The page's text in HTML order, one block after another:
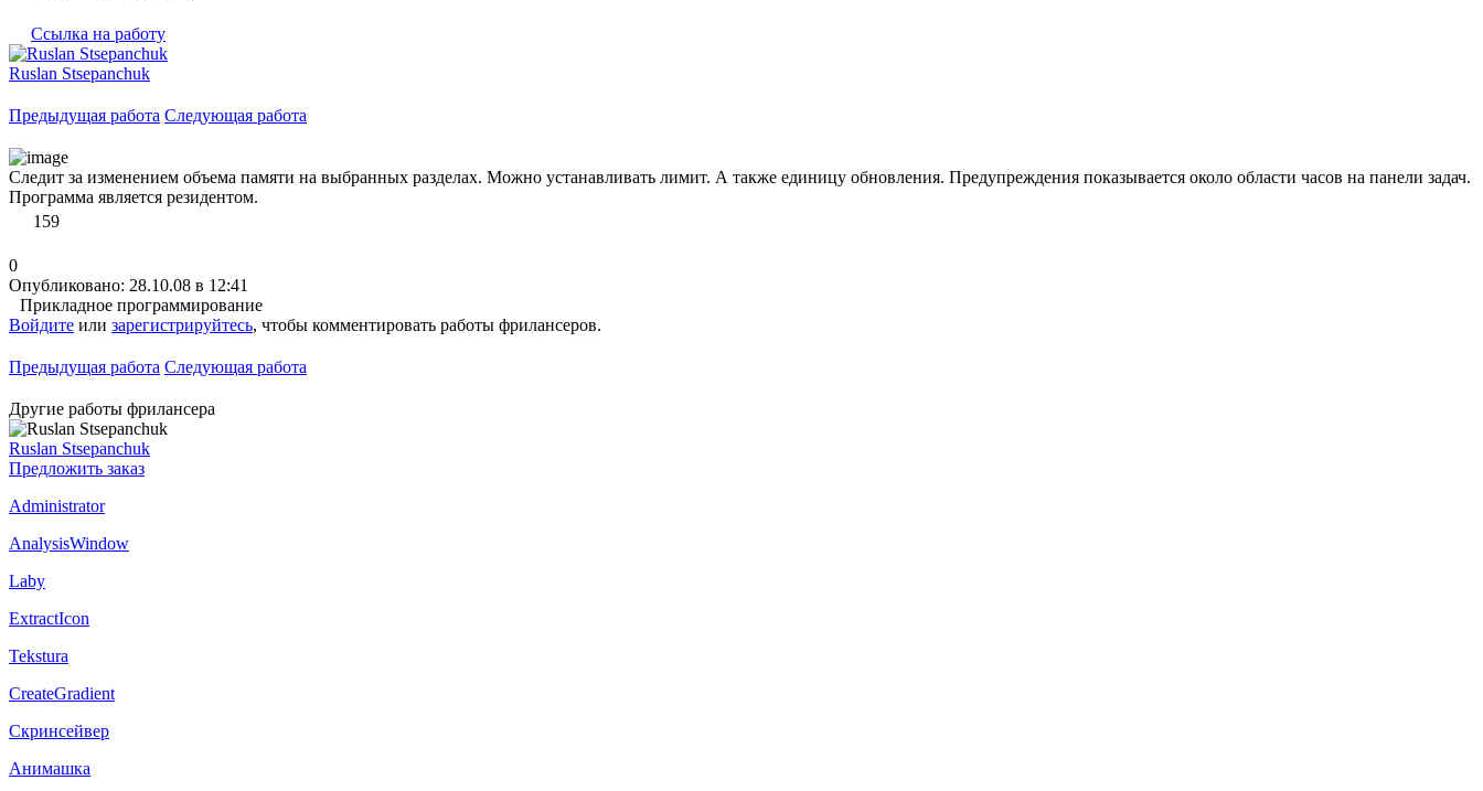
Ссылка на работу
Ruslan Stsepanchuk
Предыдущая работа Следующая работа
Следит за изменением объема памяти на выбранных разделах. Можно устанавливать лимит. А также единицу обновления. Предупреждения показывается около области часов на панели задач.
Программа является резидентом.
159
0
Опубликовано: 28.10.08 в 12:41
Прикладное программирование
Войдите или зарегистрируйтесь, чтобы комментировать работы фрилансеров.
Предыдущая работа Следующая работа
Другие работы фрилансера
Ruslan Stsepanchuk
Предложить заказ
Administrator
AnalysisWindow
Laby
ExtractIcon
Tekstura
CreateGradient
Скринсейвер
Анимашка